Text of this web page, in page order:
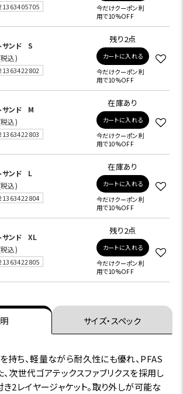
今だけクーポン利
用で10%OFF
サンド
S
込)
残り2点
カートに入れる
今だけクーポン利
用で10%OFF
サンド
M
込)
在庫あり
カートに入れる
今だけクーポン利
用で10%OFF
サンド
L
込)
在庫あり
カートに入れる
今だけクーポン利
用で10%OFF
サンド
XL
込)
残り2点
カートに入れる
今だけクーポン利
用で10%OFF
サイズ・スペック
持ち、軽量ながら耐久性にも優れ、PFAS
次世代ゴアテックスファブリクスを採用し
2レイヤージャケット。取り外しが可能な